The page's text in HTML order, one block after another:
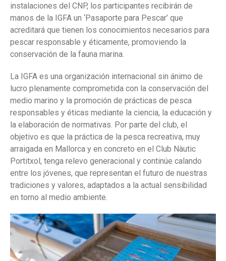
instalaciones del CNP, los participantes recibirán de
manos de la IGFA un ‘Pasaporte para Pescar’ que
acreditará que tienen los conocimientos necesarios para
pescar responsable y éticamente, promoviendo la
conservación de la fauna marina.
La IGFA es una organización internacional sin ánimo de
lucro plenamente comprometida con la conservación del
medio marino y la promoción de prácticas de pesca
responsables y éticas mediante la ciencia, la educación y
la elaboración de normativas. Por parte del club, el
objetivo es que la práctica de la pesca recreativa, muy
arraigada en Mallorca y en concreto en el Club Nàutic
Portitxol, tenga relevo generacional y continúe calando
entre los jóvenes, que representan el futuro de nuestras
tradiciones y valores, adaptados a la actual sensibilidad
en torno al medio ambiente.